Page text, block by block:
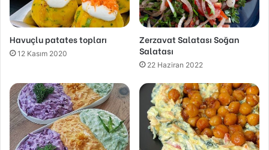
Havuçlu patates topları
12 Kasım 2020
Zerzavat Salatası Soğan
Salatası
22 Haziran 2022